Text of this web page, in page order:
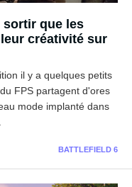
sortir que les
créativité sur
il y a quelques petits
FPS partagent d'ores
mode implanté dans
BATTLEFIELD 6